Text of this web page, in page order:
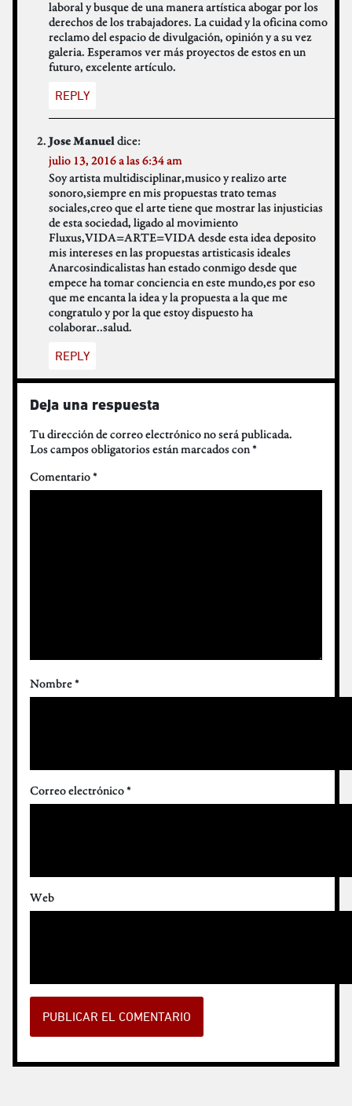
laboral y busque de una manera artística abogar por los
derechos de los trabajadores. La cuidad y la oficina como
reclamo del espacio de divulgación, opinión y a su vez
galeria. Esperamos ver más proyectos de estos en un
futuro, excelente artículo.
REPLY
Jose Manueldice:
julio 13, 2016 a las 6:34 am
Soy artista multidisciplinar,musico y realizo arte
sonoro,siempre en mis propuestas trato temas
sociales,creo que el arte tiene que mostrar las injusticias
de esta sociedad, ligado al movimiento
Fluxus,VIDA=ARTE=VIDA desde esta idea deposito
mis intereses en las propuestas artisticasis ideales
Anarcosindicalistas han estado conmigo desde que
empece ha tomar conciencia en este mundo,es por eso
que me encanta la idea y la propuesta a la que me
congratulo y por la que estoy dispuesto ha
colaborar..salud.
REPLY
Deja una respuesta
Tu dirección de correo electrónico no será publicada.
Los campos obligatorios están marcados con*
Comentario*
Nombre*
Correo electrónico*
Web